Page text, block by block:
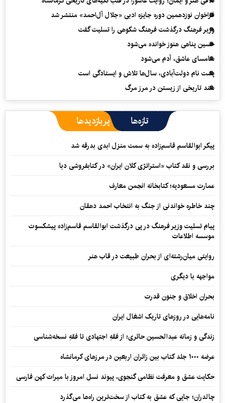
فراخوان نوزدهمین دوره جایزه ادبی «جلال آل‌احمد» منتشر شد
وزیر فرهنگ درگذشت فرهنگ شکوهی را تسلیت گفت
حسین پناهی هنوز خوانده می‌شود
سامسای عاشق، آدم می‌شود
پشت نام دولت‌آبادی، سال‌ها تلاش و ایستادگی است
سند تاریخی از زیستن در مرز مرگ
تازه‌ها پربازدیدها
پیکر ابوالقاسم قاسم‌زاده به سمت منزل ابدی بدرقه شد
بررسی و نقد کتاب «استراتژی کلان ایران» در کتابفروشی دبا
عمارت مسعودیه؛ کتابخانه انجمن معارف
چند خاطره خواندنی از جنگ به انتخاب احمد دهقان
پیام تسلیت وزیر فرهنگ در پی درگذشت ابوالقاسم قاسم‌زاده پیشکسوت
موسسه اطلاعات
روایتی میان‌رشته‌ای از بحران طبیعت در قاب هنر
مواجهه با دیگری
بحران اخلاق و جنون قدرت
نامه‌هایی در روزهای تاریک اشغال ایران
زندگی و زمانه عبدالحسین حائری؛ از فقهِ اجتهادی تا فقهِ نسخه‌شناسی
عرضه ۱۰۰۰ جلد کتاب بین زائران اربعین در مرزهای کرمانشاه
حکایت عشق و معرفت نظامی گنجوی، پیوند نسل امروز با میراث کهن فارسی
چالدران؛ جایی که عشق به کتاب از سخت‌ترین راه‌ها می‌گذرد